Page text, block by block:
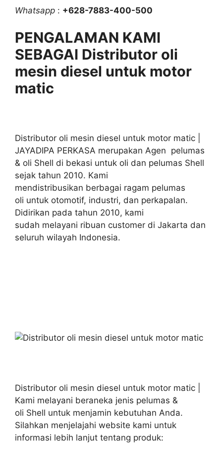
Whatsapp : +628-7883-400-500
PENGALAMAN KAMI
SEBAGAI Distributor oli
mesin diesel untuk motor
matic
Distributor oli mesin diesel untuk motor matic |
JAYADIPA PERKASA merupakan Agen pelumas
& oli Shell di bekasi untuk oli dan pelumas Shell
sejak tahun 2010. Kami
mendistribusikan berbagai ragam pelumas
oli untuk otomotif, industri, dan perkapalan.
Didirikan pada tahun 2010, kami
sudah melayani ribuan customer di Jakarta dan
seluruh wilayah Indonesia.
Distributor oli mesin diesel untuk motor matic |
Kami melayani beraneka jenis pelumas &
oli Shell untuk menjamin kebutuhan Anda.
Silahkan menjelajahi website kami untuk
informasi lebih lanjut tentang produk: